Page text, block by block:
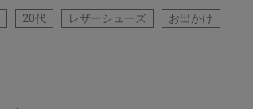
20代 レザーシューズ お出かけ